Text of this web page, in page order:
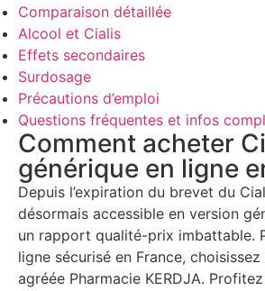
Comparaison détaillée
Alcool et Cialis
Effets secondaires
Surdosage
Précautions d’emploi
Questions fréquentes et infos
Comment acheter
générique en ligne
Depuis l’expiration du brevet du
désormais accessible en version
un rapport qualité-prix imbattable.
ligne sécurisé en France,
agréée Pharmacie KERDJA.